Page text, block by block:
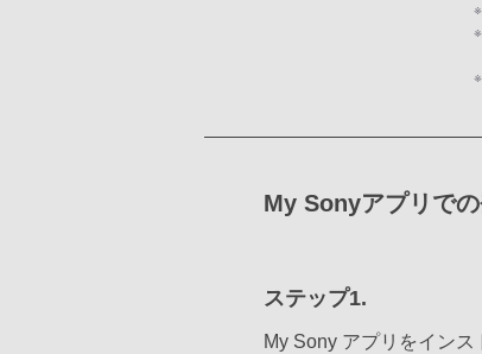
※
※
※
My Sonyアプリで
ステップ1.
My Sony アプリをインス